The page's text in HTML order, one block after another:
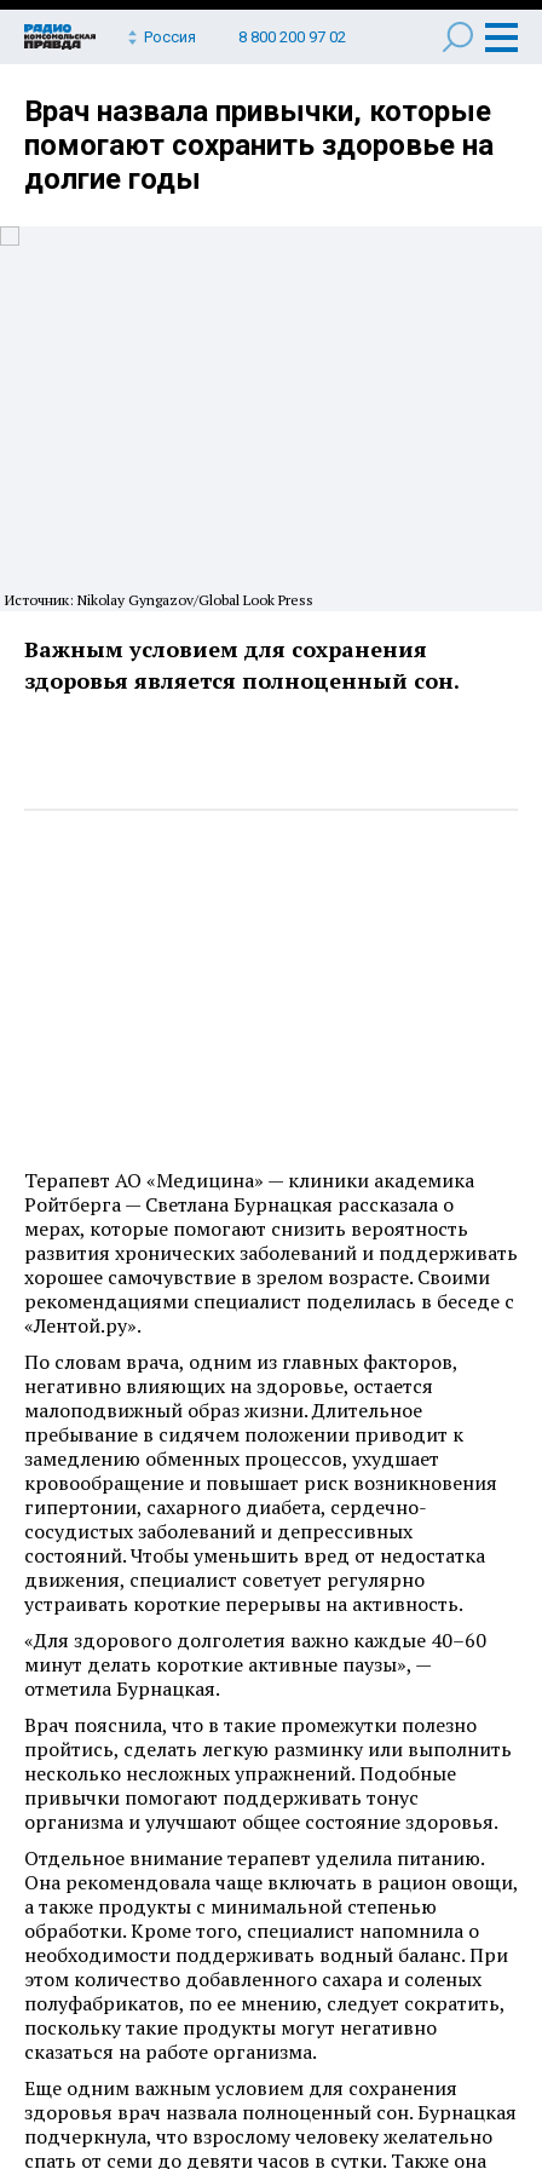
Россия 8 800 200 97 02
Врач назвала привычки, которые
помогают сохранить здоровье на
долгие годы
Источник: Nikolay Gyngazov/Global Look Press
Важным условием для сохранения
здоровья является полноценный сон.
Терапевт АО «Медицина» — клиники академика
Ройтберга — Светлана Бурнацкая рассказала о
мерах, которые помогают снизить вероятность
развития хронических заболеваний и поддерживать
хорошее самочувствие в зрелом возрасте. Своими
рекомендациями специалист поделилась в беседе с
«Лентой.ру».
По словам врача, одним из главных факторов,
негативно влияющих на здоровье, остается
малоподвижный образ жизни. Длительное
пребывание в сидячем положении приводит к
замедлению обменных процессов, ухудшает
кровообращение и повышает риск возникновения
гипертонии, сахарного диабета, сердечно-
сосудистых заболеваний и депрессивных
состояний. Чтобы уменьшить вред от недостатка
движения, специалист советует регулярно
устраивать короткие перерывы на активность.
«Для здорового долголетия важно каждые 40–60
минут делать короткие активные паузы», —
отметила Бурнацкая.
Врач пояснила, что в такие промежутки полезно
пройтись, сделать легкую разминку или выполнить
несколько несложных упражнений. Подобные
привычки помогают поддерживать тонус
организма и улучшают общее состояние здоровья.
Отдельное внимание терапевт уделила питанию.
Она рекомендовала чаще включать в рацион овощи,
а также продукты с минимальной степенью
обработки. Кроме того, специалист напомнила о
необходимости поддерживать водный баланс. При
этом количество добавленного сахара и соленых
полуфабрикатов, по ее мнению, следует сократить,
поскольку такие продукты могут негативно
сказаться на работе организма.
Еще одним важным условием для сохранения
здоровья врач назвала полноценный сон. Бурнацкая
подчеркнула, что взрослому человеку желательно
спать от семи до девяти часов в сутки. Также она